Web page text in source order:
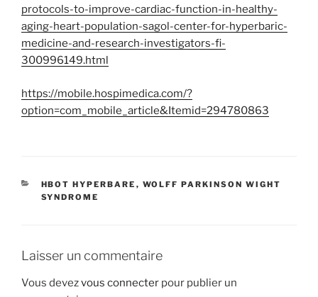
protocols-to-improve-cardiac-function-in-healthy-
aging-heart-population-sagol-center-for-hyperbaric-
medicine-and-research-investigators-fi-
300996149.html
https://mobile.hospimedica.com/?
option=com_mobile_article&Itemid=294780863
CATÉGORIES
HBOT HYPERBARE , WOLFF PARKINSON WIGHT
SYNDROME
Laisser un commentaire
Vous devezvous connecter pour publier un